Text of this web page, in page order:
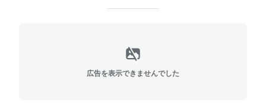
広告を表示できませんでした